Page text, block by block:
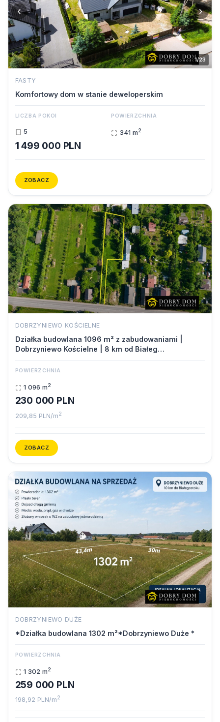
‹ ›
1/23
FASTY
Komfortowy dom w stanie deweloperskim
LICZBA POKOI
5
POWIERZCHNIA
341 m2
1 499 000 PLN
ZOBACZ
DOBRZYNIEWO KOŚCIELNE
Działka budowlana 1096 m² z zabudowaniami |
Dobrzyniewo Kościelne | 8 km od Białeg…
POWIERZCHNIA
1 096 m2
230 000 PLN
209,85 PLN/m2
ZOBACZ
DOBRZYNIEWO DUŻE
*Działka budowlana 1302 m²*Dobrzyniewo Duże *
POWIERZCHNIA
1 302 m2
259 000 PLN
198,92 PLN/m2